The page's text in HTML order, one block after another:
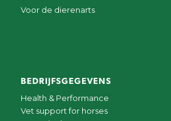
Voor de dierenarts
BEDRIJFSGEGEVENS
Health & Performance
Vet support for horses